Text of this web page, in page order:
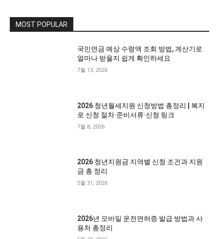
MOST POPULAR
국민연금 예상 수령액 조회 방법, 계산기로
얼마나 받을지 쉽게 확인하세요
7월 13, 2026
2026 청년월세지원 신청방법 총정리 | 복지
로 신청 절차·준비서류·신청 링크
7월 8, 2026
2026 청년지원금 지역별 신청 조건과 지원
금 총 정리
5월 31, 2026
2026년 모바일 운전면허증 발급 방법과 사
용처 총정리